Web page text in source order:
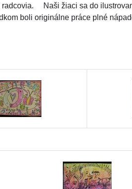
radcovia. Naši žiaci sa do
boli originálne práce plné